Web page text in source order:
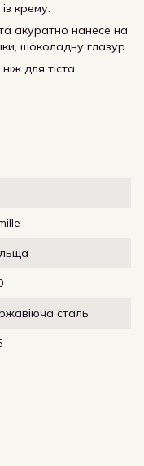
крему.
акуратно нанесе на
шоколадну глазур.
для тіста
сталь